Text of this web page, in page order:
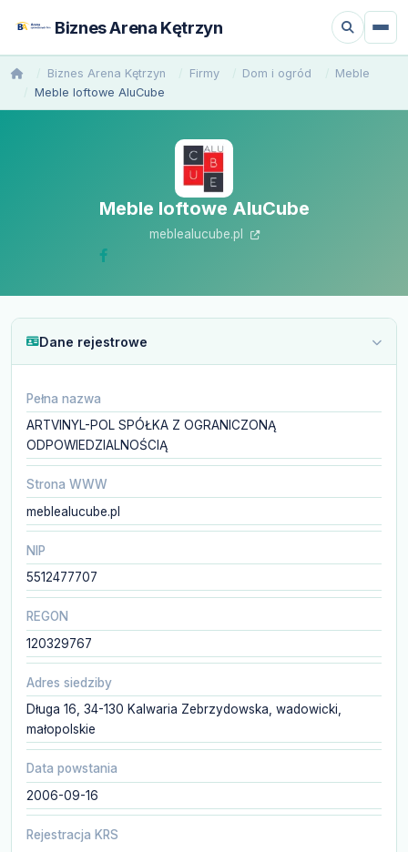
Biznes Arena Kętrzyn
Biznes Arena Kętrzyn Firmy Dom i ogród
Meble
Meble loftowe AluCube
Meble loftowe AluCube
meblealucube.pl
Dane rejestrowe
Pełna nazwa
ARTVINYL-POL SPÓŁKA Z OGRANICZONĄ
ODPOWIEDZIALNOŚCIĄ
Strona WWW
meblealucube.pl
NIP
5512477707
REGON
120329767
Adres siedziby
Długa 16, 34-130 Kalwaria Zebrzydowska, wadowicki,
małopolskie
Data powstania
2006-09-16
Rejestracja KRS